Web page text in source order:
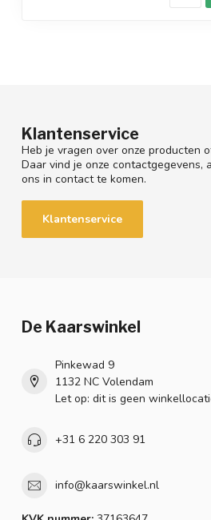
Klantenservice
Heb je vragen over onze producten
Daar vind je onze
ons in contact te komen.
Klantenservice
De Kaarswinkel
Pinkewad 9
1132 NC Volendam
Let op: dit is geen
+31 6 220 303 91
info@kaarswinkel.nl